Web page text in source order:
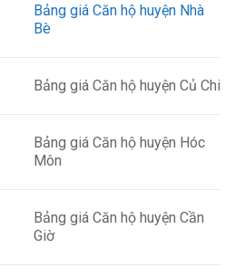
Bảng giá Căn hộ huyện Nhà
Bè
Bảng giá Căn hộ huyện Củ Chi
Bảng giá Căn hộ huyện Hóc
Môn
Bảng giá Căn hộ huyện Cần
Giờ